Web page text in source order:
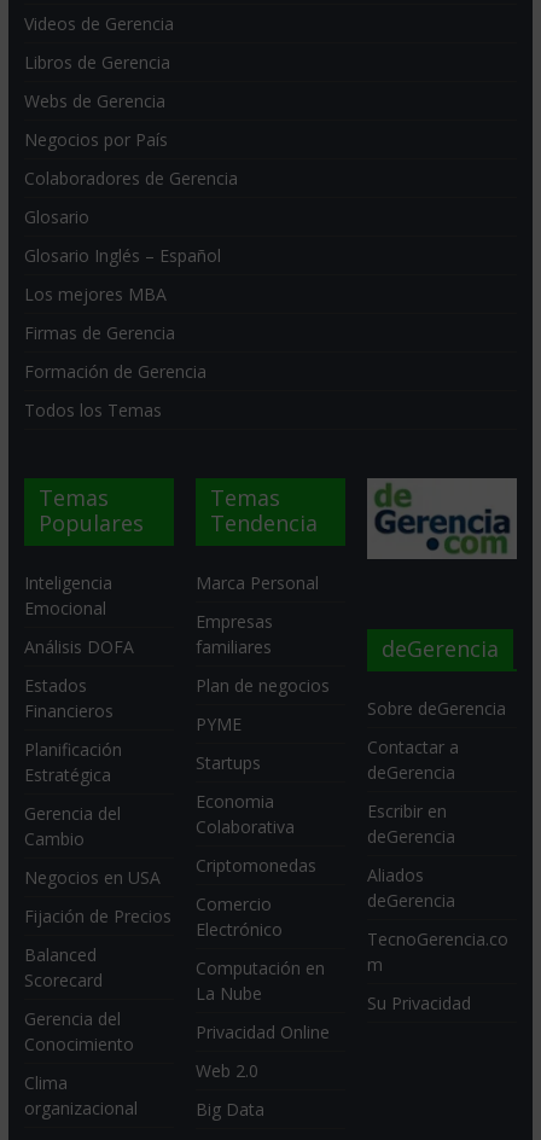
Videos de Gerencia
Libros de Gerencia
Webs de Gerencia
Negocios por País
Colaboradores de Gerencia
Glosario
Glosario Inglés – Español
Los mejores MBA
Firmas de Gerencia
Formación de Gerencia
Todos los Temas
Temas
Populares
Inteligencia
Emocional
Análisis DOFA
Estados
Financieros
Planificación
Estratégica
Gerencia del
Cambio
Negocios en USA
Fijación de Precios
Balanced
Scorecard
Gerencia del
Conocimiento
Clima
organizacional
Temas
Tendencia
Marca Personal
Empresas
familiares
Plan de negocios
PYME
Startups
Economia
Colaborativa
Criptomonedas
Comercio
Electrónico
Computación en
La Nube
Privacidad Online
Web 2.0
Big Data
deGerencia
Sobre deGerencia
Contactar a
deGerencia
Escribir en
deGerencia
Aliados
deGerencia
TecnoGerencia.co
m
Su Privacidad